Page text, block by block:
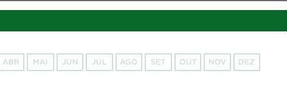
ABR MAI JUN JUL AGO SET OUT NOV DEZ